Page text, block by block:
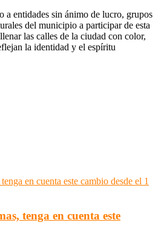
a entidades sin ánimo de lucro, grupos
del municipio a participar de esta
las calles de la ciudad con color,
la identidad y el espíritu
tenga en cuenta este